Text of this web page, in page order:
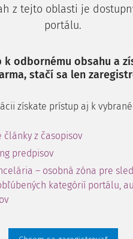
v znení neskorších pr
z tejto oblasti je
portálu.
odbornému obsahu a
stačí sa len
získate prístup aj k
články z časopisov
predpisov
– osobná zóna pre
kategórií portálu,